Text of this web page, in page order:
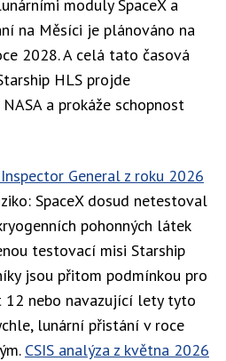
moduly SpaceX a
na Měsíci je plánováno na
2028. A celá tato časová
HLS projde
a prokáže schopnost
General z roku 2026
SpaceX dosud netestoval
pohonných látek
testovací misi Starship
jsou přitom podmínkou pro
12 nebo navazující lety tyto
lunární přistání v roce
CSIS analýza z května 2026